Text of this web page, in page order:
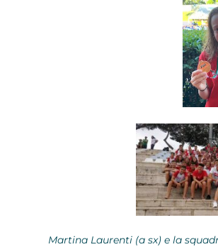
Martina Laurenti (a sx) e la